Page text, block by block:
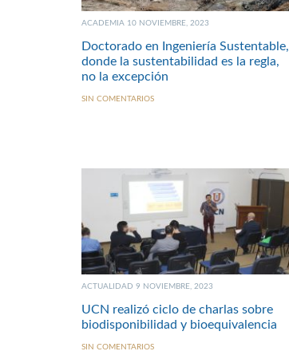
ACADEMIA 10 NOVIEMBRE, 2023
Doctorado en Ingeniería Sustentable,
donde la sustentabilidad es la regla,
no la excepción
SIN COMENTARIOS
ACTUALIDAD 9 NOVIEMBRE, 2023
UCN realizó ciclo de charlas sobre
biodisponibilidad y bioequivalencia
SIN COMENTARIOS